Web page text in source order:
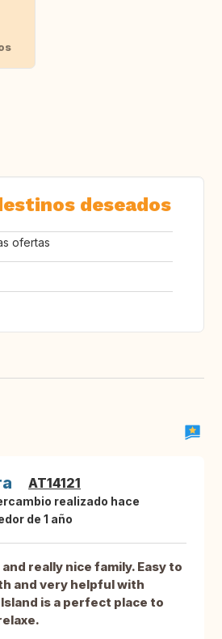
deseados
ofertas
AT14121
realizado hace
de 1 año
really nice family. Easy to
and very helpful with
is a perfect place to